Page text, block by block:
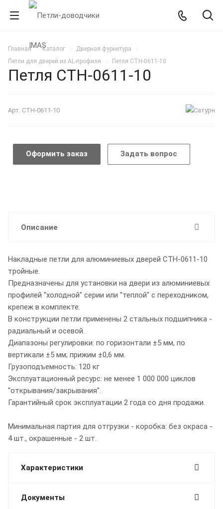
Главная Каталог
Дверная фурнитура
Петли для дверей из AL-профиля
Петля СТН-0611-10
Петля СТН-0611-10
Арт. СТН-0611-10
Оформить заказ Задать вопрос
Описание
Накладные петли для алюминиевых дверей СТН-0611-10
тройные.
Предназначены для установки на двери из алюминиевых
профилей "холодной" серии или "теплой" с переходником,
крепеж в комплекте.
В конструкции петли применены 2 стальных подшипника -
радиальный и осевой.
Диапазоны регулировки: по горизонтали ±5 мм, по
вертикали ±5 мм; прижим ±0,6 мм.
Грузоподъемность: 120 кг
Эксплуатационный ресурс: не менее 1 000 000 циклов
"открывания/закрывания".
Гарантийный срок эксплуатации 2 года со дня продажи.
Минимальная партия для отгрузки - коробка: без окраса -
4 шт., окрашенные - 2 шт.
Характеристики
Документы